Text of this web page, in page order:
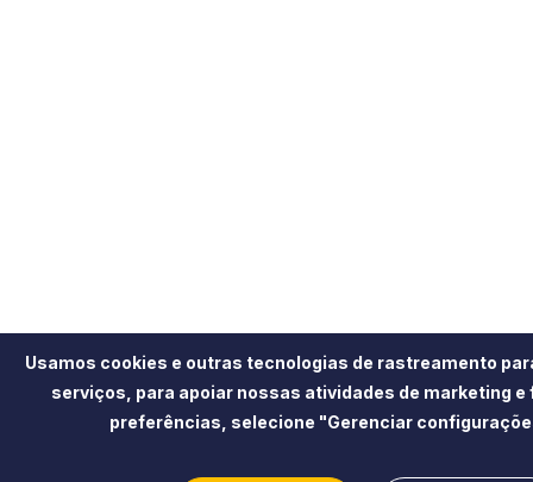
Usamos cookies e outras tecnologias de rastreamento
serviços, para apoiar nossas atividades de marketing
preferências, selecione "Gerenciar